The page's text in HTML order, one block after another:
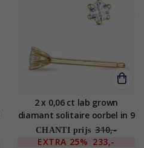
2 x 0,06 ct lab grown
diamant solitaire oorbel in 9
karaat goud met lab grown
diamant
CHANTI prijs 310,-
EXTRA 25% 233,-